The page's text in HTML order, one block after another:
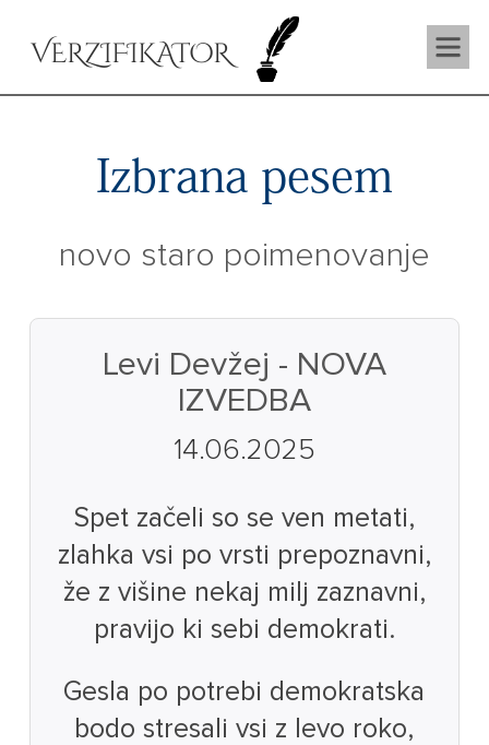
VERZIFIKATOR
Izbrana pesem
novo staro poimenovanje
Levi Devžej - NOVA
IZVEDBA
14.06.2025
Spet začeli so se ven metati,
zlahka vsi po vrsti prepoznavni,
že z višine nekaj milj zaznavni,
pravijo ki sebi demokrati.
Gesla po potrebi demokratska
bodo stresali vsi z levo roko,